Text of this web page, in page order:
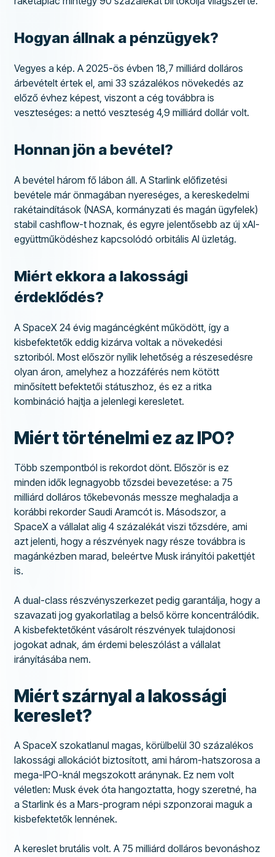
Hogyan állnak a pénzügyek?
Vegyes a kép. A 2025-ös évben 18,7 milliárd dolláros
árbevételt értek el, ami 33 százalékos növekedés az
előző évhez képest, viszont a cég továbbra is
veszteséges: a nettó veszteség 4,9 milliárd dollár volt.
Honnan jön a bevétel?
A bevétel három fő lábon áll. A Starlink előfizetési
bevétele már önmagában nyereséges, a kereskedelmi
rakétaindítások (NASA, kormányzati és magán ügyfelek)
stabil cashflow-t hoznak, és egyre jelentősebb az új xAI-
együttműködéshez kapcsolódó orbitális AI üzletág.
Miért ekkora a lakossági
érdeklődés?
A SpaceX 24 évig magáncégként működött, így a
kisbefektetők eddig kizárva voltak a növekedési
sztoriból. Most először nyílik lehetőség a részesedésre
olyan áron, amelyhez a hozzáférés nem kötött
minősített befektetői státuszhoz, és ez a ritka
kombináció hajtja a jelenlegi keresletet.
Miért történelmi ez az IPO?
Több szempontból is rekordot dönt. Először is ez
minden idők legnagyobb tőzsdei bevezetése: a 75
milliárd dolláros tőkebevonás messze meghaladja a
korábbi rekorder Saudi Aramcót is. Másodszor, a
SpaceX a vállalat alig 4 százalékát viszi tőzsdére, ami
azt jelenti, hogy a részvények nagy része továbbra is
magánkézben marad, beleértve Musk irányítói pakettjét
is.
A dual-class részvényszerkezet pedig garantálja, hogy a
szavazati jog gyakorlatilag a belső körre koncentrálódik.
A kisbefektetőként vásárolt részvények tulajdonosi
jogokat adnak, ám érdemi beleszólást a vállalat
irányításába nem.
Miért szárnyal a lakossági
kereslet?
A SpaceX szokatlanul magas, körülbelül 30 százalékos
lakossági allokációt biztosított, ami három-hatszorosa a
mega-IPO-knál megszokott aránynak. Ez nem volt
véletlen: Musk évek óta hangoztatta, hogy szeretné, ha
a Starlink és a Mars-program népi szponzorai maguk a
kisbefektetők lennének.
A kereslet brutális volt. A 75 milliárd dolláros bevonáshoz